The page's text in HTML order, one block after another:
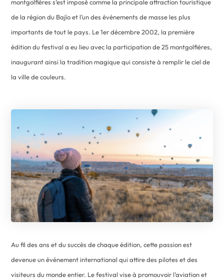
montgolfières s’est imposé comme la principale attraction touristique
de la région du Bajío et l’un des événements de masse les plus
importants de tout le pays. Le 1er décembre 2002, la première
édition du festival a eu lieu avec la participation de 25 montgolfières,
inaugurant ainsi la tradition magique qui consiste à remplir le ciel de
la ville de couleurs.
Au fil des ans et du succès de chaque édition, cette passion est
devenue un événement international qui attire des pilotes et des
visiteurs du monde entier. Le festival vise à promouvoir l’aviation et